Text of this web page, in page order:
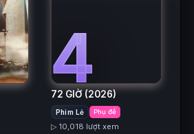
4
72 GIỜ (2026)
Phim Lẻ Phụ đề
▷ 10,018 lượt xem